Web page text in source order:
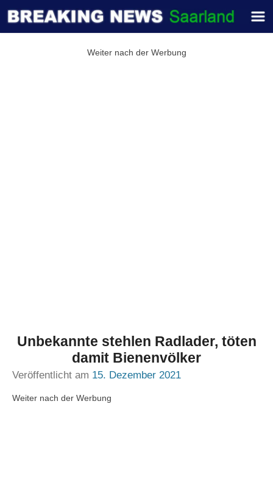
Weiter nach der Werbung
Unbekannte stehlen Radlader, töten
damit Bienenvölker
Veröffentlicht am 15. Dezember 2021
Weiter nach der Werbung